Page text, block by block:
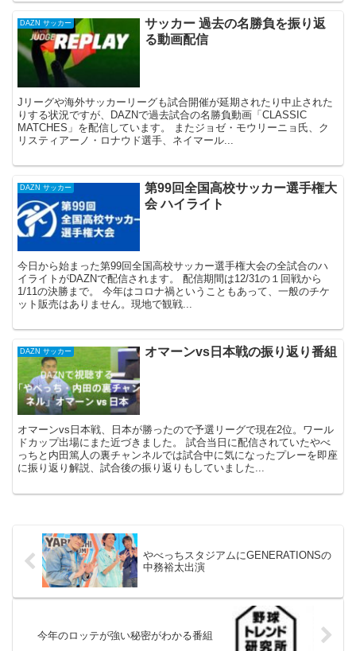
DAZN サッカー
サッカー 過去の名勝負を振り返
る動画配信
Jリーグや海外サッカーリーグも試合開催が延期されたり中止された
りする状況ですが、DAZNで過去試合の名勝負動画「CLASSIC
MATCHES」を配信しています。 またジョゼ・モウリーニョ氏、ク
リスティアーノ・ロナウド選手、ネイマール...
DAZN サッカー
第99回全国高校サッカー選手権大
会 ハイライト
今日から始まった第99回全国高校サッカー選手権大会の全試合のハ
イライトがDAZNで配信されます。 配信期間は12/31の１回戦から
1/11の決勝まで。 今年はコロナ禍ということもあって、一般のチケ
ット販売はありません。現地で観戦...
DAZN サッカー オマーンvs日本戦の振り返り番組
オマーンvs日本戦、日本が勝ったので予選リーグで現在2位。ワール
ドカップ出場にまた近づきました。 試合当日に配信されていたやべ
っちと内田篤人の裏チャンネルでは試合中に気になったプレーを即座
に振り返り解説、試合後の振り返りもしていました...
やべっちスタジアムにGENERATIONSの
中務裕太出演
今年のロッテが強い秘密がわかる番組